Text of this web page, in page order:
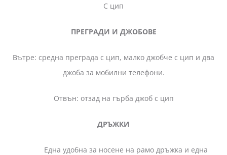
С цип
ПРЕГРАДИ И ДЖОБОВЕ
Вътре: средна преграда с цип, малко джобче с цип и два
джоба за мобилни телефони.
Отвън: отзад на гърба джоб с цип
ДРЪЖКИ
Една удобна за носене на рамо дръжка и една